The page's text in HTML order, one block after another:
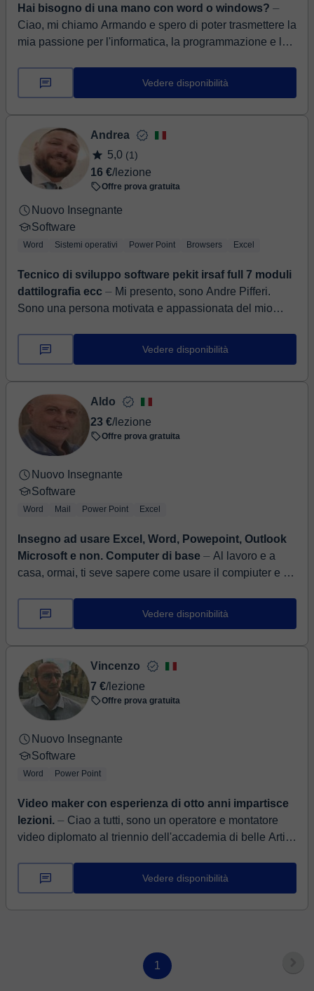
Hai bisogno di una mano con word o windows? ⏤
Ciao, mi chiamo Armando e spero di poter trasmettere la
mia passione per l'informatica, la programmazione e la
Vedere disponibilità
Andrea
5,0 (1)
16 €/lezione
Offre prova gratuita
Nuovo Insegnante
Software
Word Sistemi operativi Power Point Browsers Excel
Tecnico di sviluppo software pekit irsaf full 7 moduli
dattilografia ecc ⏤ Mi presento, sono Andre Pifferi.
Sono una persona motivata e appassionata del mio
mettere le mie ...
Vedere disponibilità
Aldo
23 €/lezione
Offre prova gratuita
Nuovo Insegnante
Software
Word Mail Power Point Excel
Insegno ad usare Excel, Word, Powepoint, Outlook
Microsoft e non. Computer di base ⏤ Al lavoro e a
casa, ormai, ti seve sapere come usare il compiuter e i
bellissimo mondo ed utili...
Vedere disponibilità
Vincenzo
7 €/lezione
Offre prova gratuita
Nuovo Insegnante
Software
Word Power Point
Video maker con esperienza di otto anni impartisce
lezioni. ⏤ Ciao a tutti, sono un operatore e montatore
video diplomato al triennio dell'accademia di belle Arti
Vedere disponibilità
1